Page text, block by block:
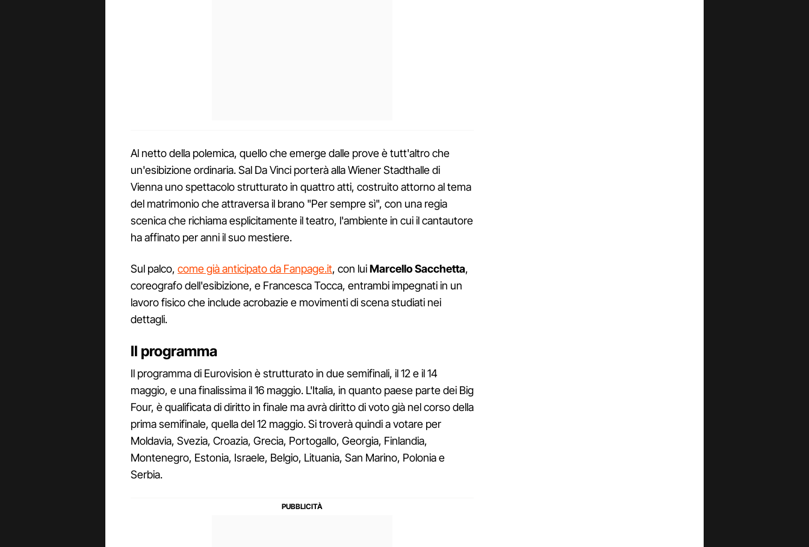
Al netto della polemica, quello che emerge dalle prove è tutt'altro che
un'esibizione ordinaria. Sal Da Vinci porterà alla Wiener Stadthalle di
Vienna uno spettacolo strutturato in quattro atti, costruito attorno al tema
del matrimonio che attraversa il brano "Per sempre sì", con una regia
scenica che richiama esplicitamente il teatro, l'ambiente in cui il cantautore
ha affinato per anni il suo mestiere.
Sul palco, come già anticipato da Fanpage.it, con luiMarcelloSacchetta,
coreografo dell'esibizione, e Francesca Tocca, entrambi impegnati in un
lavoro fisico che include acrobazie e movimenti di scena studiati nei
dettagli.
Il programma
Il programma di Eurovision è strutturato in due semifinali, il 12 e il 14
maggio, e una finalissima il 16 maggio. L'Italia, in quanto paese parte dei Big
Four, è qualificata di diritto in finale ma avrà diritto di voto già nel corso della
prima semifinale, quella del 12 maggio. Si troverà quindi a votare per
Moldavia, Svezia, Croazia, Grecia, Portogallo, Georgia, Finlandia,
Montenegro, Estonia, Israele, Belgio, Lituania, San Marino, Polonia e
Serbia.